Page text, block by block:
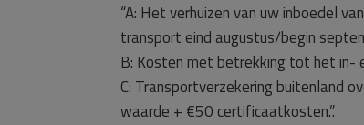
“A: Het verhuizen van uw inboedel
transport eind augustus/begin
B: Kosten met betrekking tot het in-
C: Transportverzekering buitenland
waarde + €50 certificaatkosten.”.